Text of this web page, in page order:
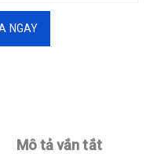
NGAY
Mô tả vắn tắt